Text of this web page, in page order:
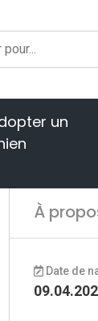
un
À
Date de